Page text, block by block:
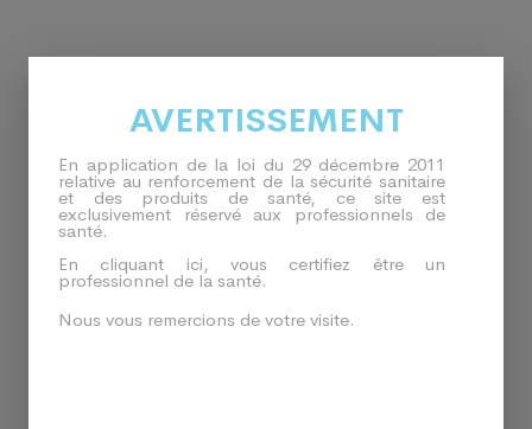
Classe : CLASSE I Certif : AUTO-AUTO CERTIFICATION
Produits En Relation
AVERTISSEMENT
En application de la loi du 29 décembre 2011
relative au renforcement de la sécurité sanitaire
et des produits de santé, ce site est
exclusivement réservé aux professionnels de
santé.
En cliquant ici, vous certifiez être un
professionnel de la santé.
Nous vous remercions de votre visite.